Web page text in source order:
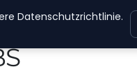
Datenschutzrichtlinie.